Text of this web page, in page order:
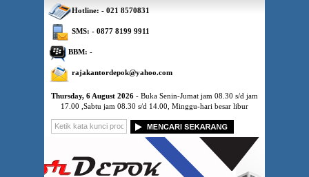
Thursday, 6 August 2026 - Buka Senin-Jumat jam 08.30 s/d jam
17.00 ,Sabtu jam 08.30 s/d 14.00, Minggu-hari besar libur
Hotline: - 021 8570831
SMS: - 0877 8199 9911
BBM: -
rajakantordepok@yahoo.com